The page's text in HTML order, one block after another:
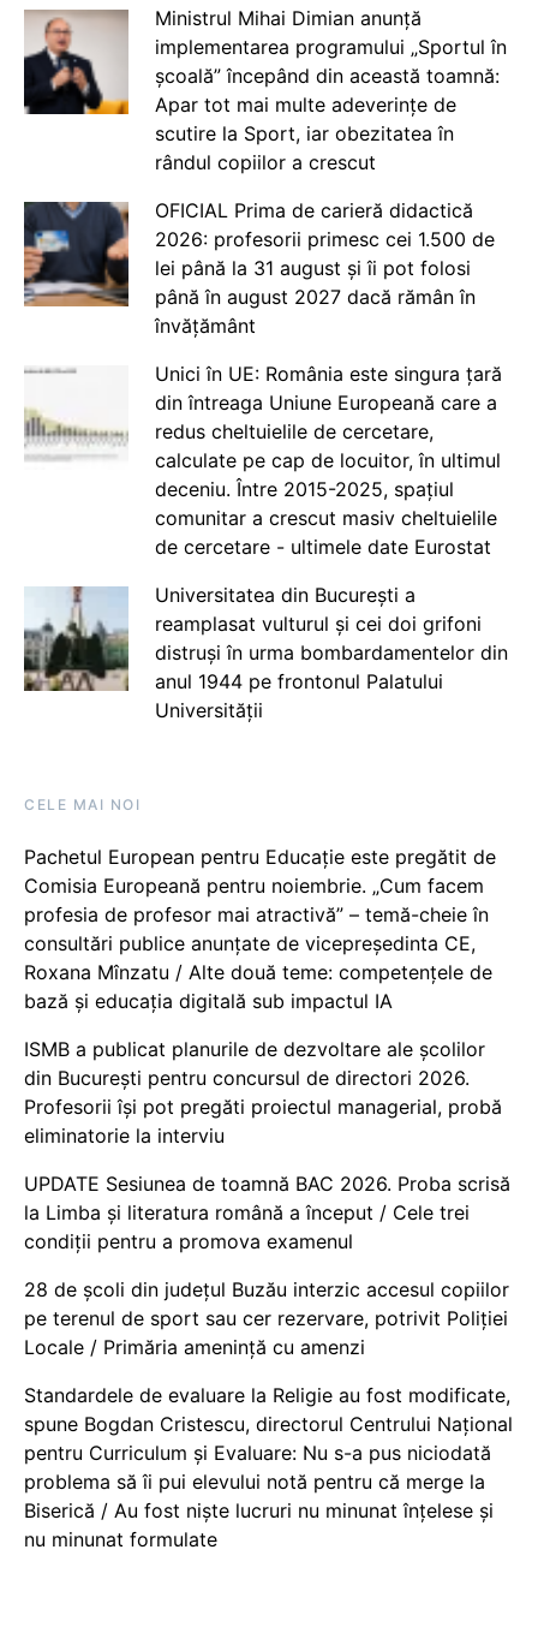
Ministrul Mihai Dimian anunță
implementarea programului „Sportul în
școală” începând din această toamnă:
Apar tot mai multe adeverințe de
scutire la Sport, iar obezitatea în
rândul copiilor a crescut
OFICIAL Prima de carieră didactică
2026: profesorii primesc cei 1.500 de
lei până la 31 august și îi pot folosi
până în august 2027 dacă rămân în
învățământ
Unici în UE: România este singura țară
din întreaga Uniune Europeană care a
redus cheltuielile de cercetare,
calculate pe cap de locuitor, în ultimul
deceniu. Între 2015-2025, spațiul
comunitar a crescut masiv cheltuielile
de cercetare - ultimele date Eurostat
Universitatea din București a
reamplasat vulturul și cei doi grifoni
distruși în urma bombardamentelor din
anul 1944 pe frontonul Palatului
Universității
CELE MAI NOI
Pachetul European pentru Educație este pregătit de
Comisia Europeană pentru noiembrie. „Cum facem
profesia de profesor mai atractivă” – temă-cheie în
consultări publice anunțate de vicepreședinta CE,
Roxana Mînzatu / Alte două teme: competențele de
bază și educația digitală sub impactul IA
ISMB a publicat planurile de dezvoltare ale școlilor
din București pentru concursul de directori 2026.
Profesorii își pot pregăti proiectul managerial, probă
eliminatorie la interviu
UPDATE Sesiunea de toamnă BAC 2026. Proba scrisă
la Limba și literatura română a început / Cele trei
condiții pentru a promova examenul
28 de școli din județul Buzău interzic accesul copiilor
pe terenul de sport sau cer rezervare, potrivit Poliției
Locale / Primăria amenință cu amenzi
Standardele de evaluare la Religie au fost modificate,
spune Bogdan Cristescu, directorul Centrului Național
pentru Curriculum și Evaluare: Nu s-a pus niciodată
problema să îi pui elevului notă pentru că merge la
Biserică / Au fost niște lucruri nu minunat înțelese și
nu minunat formulate